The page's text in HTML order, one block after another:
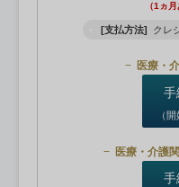
（1ヵ
[支払方法] クレ
医療・
手
（
医療・介護
手